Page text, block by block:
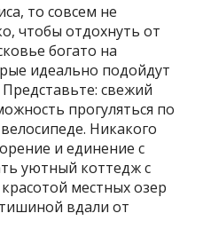
то совсем не
чтобы отдохнуть от
богато на
идеально подойдут
свежий
прогуляться по
Никакого
и единение с
уютный коттедж с
местных озер
вдали от